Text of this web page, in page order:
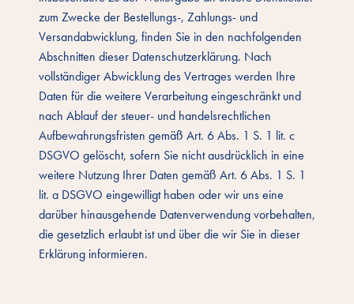
zum Zwecke der Bestellungs-, Zahlungs- und
Versandabwicklung, finden Sie in den nachfolgenden
Abschnitten dieser Datenschutzerklärung. Nach
vollständiger Abwicklung des Vertrages werden Ihre
Daten für die weitere Verarbeitung eingeschränkt und
nach Ablauf der steuer- und handelsrechtlichen
Aufbewahrungsfristen gemäß Art. 6 Abs. 1 S. 1 lit. c
DSGVO gelöscht, sofern Sie nicht ausdrücklich in eine
weitere Nutzung Ihrer Daten gemäß Art. 6 Abs. 1 S. 1
lit. a DSGVO eingewilligt haben oder wir uns eine
darüber hinausgehende Datenverwendung vorbehalten,
die gesetzlich erlaubt ist und über die wir Sie in dieser
Erklärung informieren.